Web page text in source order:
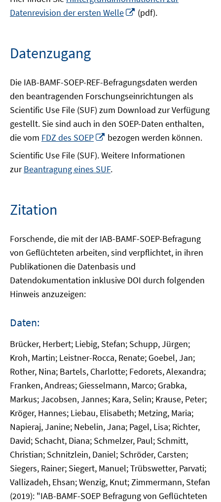
Fenster
öffnen
Datenrevision der ersten Welle
In
(pdf).
Datenzugang
Die IAB-BAMF-SOEP-REF-Befragungsdaten werden
den beantragenden Forschungseinrichtungen als
Scientific Use File (SUF) zum Download zur Verfügung
gestellt. Sie sind auch in den SOEP-Daten enthalten,
die vom FDZ des SOEP
In
Fenster
öffnen
bezogen werden können.
Scientific Use File (SUF). Weitere Informationen
zurBeantragung eines SUF.
Zitation
Forschende, die mit der IAB-BAMF-SOEP-Befragung
von Geflüchteten arbeiten, sind verpflichtet, in ihren
Publikationen die Datenbasis und
Datendokumentation inklusive DOI durch folgenden
Hinweis anzuzeigen:
Daten:
Brücker, Herbert; Liebig, Stefan; Schupp, Jürgen;
Kroh, Martin; Leistner-Rocca, Renate; Goebel, Jan;
Rother, Nina; Bartels, Charlotte; Fedorets, Alexandra;
Franken, Andreas; Giesselmann, Marco; Grabka,
Markus; Jacobsen, Jannes; Kara, Selin; Krause, Peter;
Kröger, Hannes; Liebau, Elisabeth; Metzing, Maria;
Napieraj, Janine; Nebelin, Jana; Pagel, Lisa; Richter,
David; Schacht, Diana; Schmelzer, Paul; Schmitt,
Christian; Schnitzlein, Daniel; Schröder, Carsten;
Siegers, Rainer; Siegert, Manuel; Trübswetter, Parvati;
Vallizadeh, Ehsan; Wenzig, Knut; Zimmermann, Stefan
(2019): "IAB-BAMF-SOEP Befragung von Geflüchteten